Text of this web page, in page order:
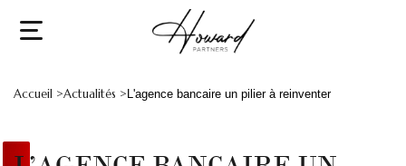
Accueil >Actualités > L'agence bancaire un pilier à reinventer